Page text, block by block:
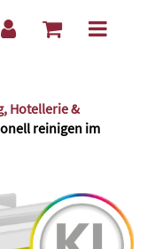
Hotellerie &
reinigen im